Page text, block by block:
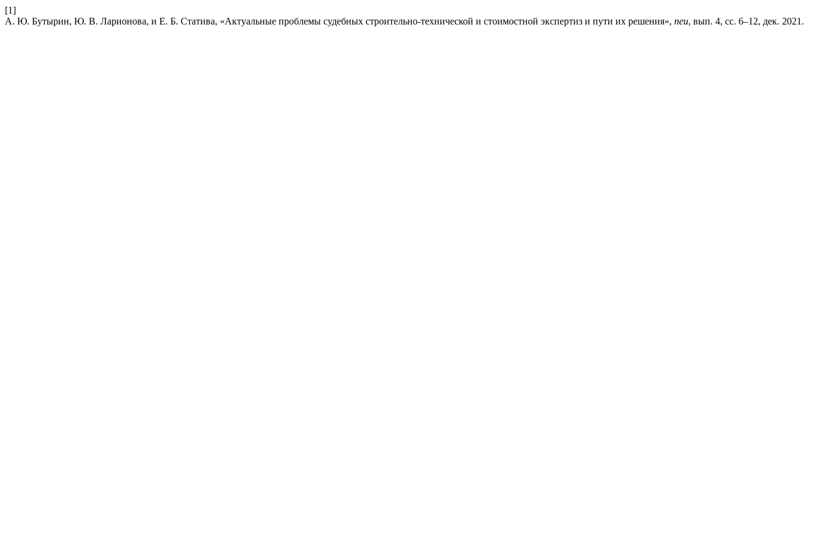
[1]
А. Ю. Бутырин, Ю. В. Ларионова, и Е. Б. Статива, «Актуальные проблемы судебных строительно-технической и стоимостной экспертиз и пути их решения», neu, вып. 4, сс. 6–12, дек. 2021.